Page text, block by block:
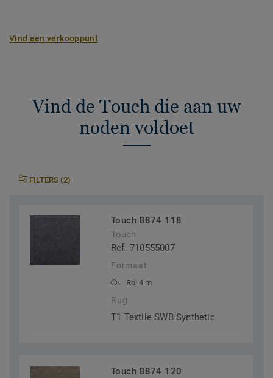
Vind een verkooppunt
Vind de Touch die aan uw
noden voldoet
FILTERS (2)
Touch B874 118
Touch
Ref. 710555007
Formaat
Rol 4 m
Rug
T1 Textile SWB Synthetic
Touch B874 120